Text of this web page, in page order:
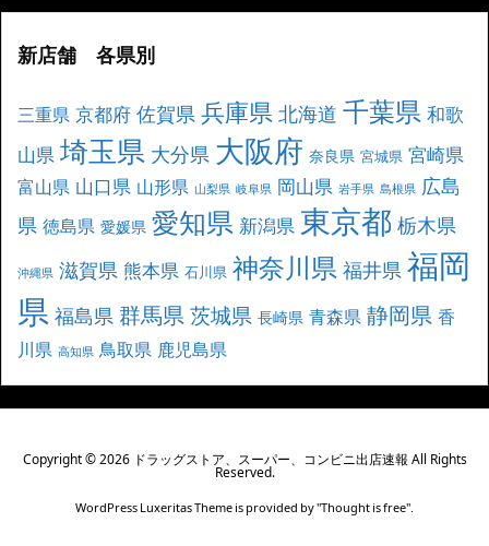
新店舗 各県別
三重県 京都府 佐賀県 兵庫県 北海道 千葉県 和歌
山県 埼玉県 大分県 大阪府 奈良県 宮城県 宮崎県
富山県 山口県 山形県 山梨県 岐阜県 岡山県 岩手県 島根県 広島
県 徳島県 愛媛県 愛知県 新潟県 東京都 栃木県
沖縄県 滋賀県 熊本県 石川県 神奈川県 福井県 福岡
県 福島県 群馬県茨城県 長崎県 青森県 静岡県 香
川県 高知県 鳥取県 鹿児島県
Copyright ©2026 ドラッグストア、スーパー、コンビニ出店速報 All Rights
Reserved.
WordPress Luxeritas Theme is provided by "Thought is free".